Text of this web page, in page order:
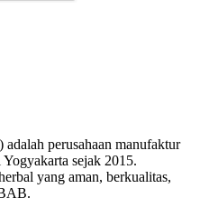
perusahaan manufaktur
sejak 2015.
yang aman, berkualitas,